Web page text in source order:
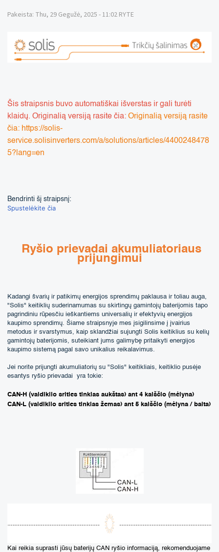
Pakeista: Thu, 29 Gegužė, 2025 - 11:02 RYTE
Šis straipsnis buvo automatiškai išverstas ir gali turėti
klaidų. Originalią versiją rasite čia: Originalią versiją rasite
čia: https://solis-
service.solisinverters.com/a/solutions/articles/4400248478
5?lang=en
Bendrinti šį straipsnį:
Spustelėkite čia
Ryšio prievadai akumuliatoriaus
prijungimui
Kadangi švarių ir patikimų energijos sprendimų paklausa ir toliau auga,
"Solis" keitiklių suderinamumas su skirtingų gamintojų baterijomis tapo
pagrindiniu rūpesčiu ieškantiems universalių ir efektyvių energijos
kaupimo sprendimų. Šiame straipsnyje mes įsigilinsime į įvairius
metodus ir svarstymus, kaip sklandžiai sujungti Solis keitiklius su kelių
gamintojų baterijomis, suteikiant jums galimybę pritaikyti energijos
kaupimo sistemą pagal savo unikalius reikalavimus.
Jei norite prijungti akumuliatorių su "Solis" keitikliais, keitiklio pusėje
esantys ryšio prievadai yra tokie:
CAN-H (valdiklio srities tinklas aukštas) ant 4 kaiščio (mėlyna)
CAN-L (valdiklio srities tinklas žemas) ant 5 kaiščio (mėlyna / balta)
Kai reikia suprasti jūsų baterijų CAN ryšio informaciją, rekomenduojame